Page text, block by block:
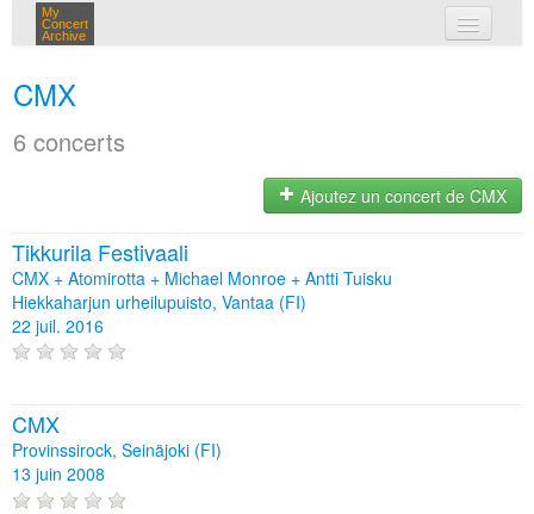
My
Concert
Archive
CMX
6 concerts
Ajoutez un concert de CMX
Tikkurila Festivaali
CMX + Atomirotta + Michael Monroe + Antti Tuisku
Hiekkaharjun urheilupuisto, Vantaa (FI)
22 juil. 2016
CMX
Provinssirock, Seinäjoki (FI)
13 juin 2008